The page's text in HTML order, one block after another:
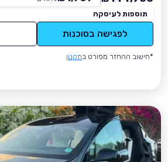
תוספות לעיסקה
לפגישה בסוכנות
*חישוב ההחזר מפורט בתקנון